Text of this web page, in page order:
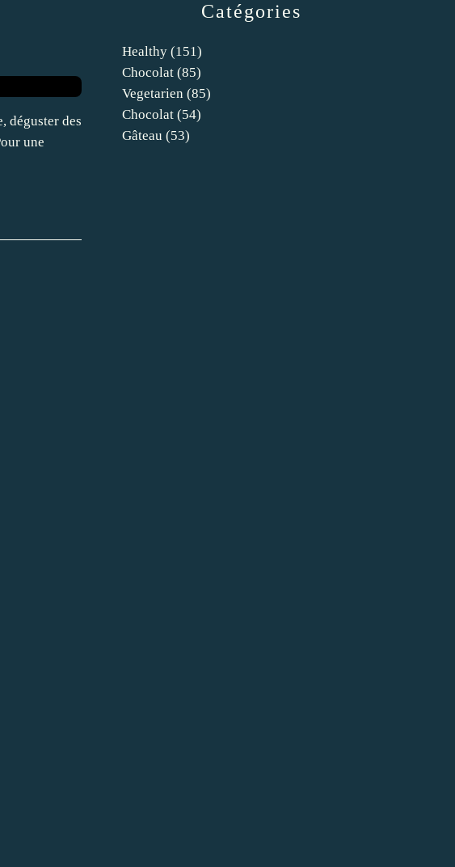
déguster des
une
Catégories
Healthy (151)
Chocolat (85)
Vegetarien (85)
Chocolat (54)
Gâteau (53)